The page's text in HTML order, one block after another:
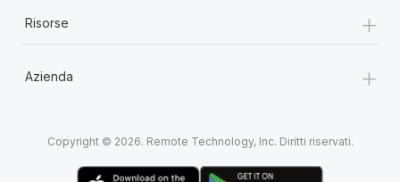
Risorse +
Azienda +
Copyright © 2026. Remote Technology, Inc. Diritti riservati.